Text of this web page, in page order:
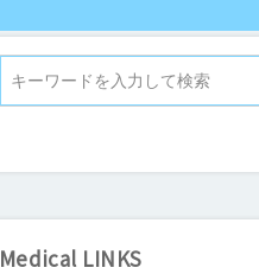
Medical LINKS